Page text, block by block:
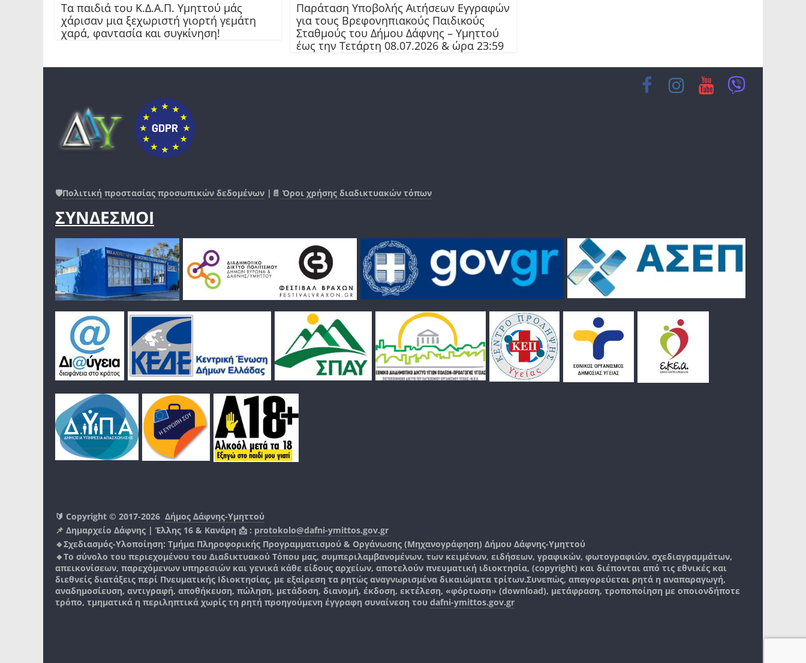
Τα παιδιά του Κ.Δ.Α.Π. Υμηττού μάς
χάρισαν μια ξεχωριστή γιορτή γεμάτη
χαρά, φαντασία και συγκίνηση!
Παράταση Υποβολής Αιτήσεων Εγγραφών
για τους Βρεφονηπιακούς Παιδικούς
Σταθμούς του Δήμου Δάφνης – Υμηττού
έως την Τετάρτη 08.07.2026 & ώρα 23:59
🛡️Πολιτική προστασίας προσωπικών δεδομένων |📄 Όροι χρήσης διαδικτυακών τόπων
ΣΥΝΔΕΣΜΟΙ
🔰 Copyright © 2017-2026 Δήμος Δάφνης-Υμηττού
📌 Δημαρχείο Δάφνης | Έλλης 16 & Κανάρη 📩 : protokolo@dafni-ymittos.gov.gr
🔹Σχεδιασμός-Υλοποίηση: Τμήμα Πληροφορικής Προγραμματισμού & Οργάνωσης (Μηχανογράφηση) Δήμου Δάφνης-Υμηττού
🔸Το σύνολο του περιεχομένου του Διαδικτυακού Τόπου μας, συμπεριλαμβανομένων, των κειμένων, ειδήσεων, γραφικών, φωτογραφιών, σχεδιαγραμμάτων,
απεικονίσεων, παρεχόμενων υπηρεσιών και γενικά κάθε είδους αρχείων, αποτελούν πνευματική ιδιοκτησία, (copyright) και διέπονται από τις εθνικές και
διεθνείς διατάξεις περί Πνευματικής Ιδιοκτησίας, με εξαίρεση τα ρητώς αναγνωρισμένα δικαιώματα τρίτων.Συνεπώς, απαγορεύεται ρητά η αναπαραγωγή,
αναδημοσίευση, αντιγραφή, αποθήκευση, πώληση, μετάδοση, διανομή, έκδοση, εκτέλεση, «φόρτωση» (download), μετάφραση, τροποποίηση με οποιονδήποτε
τρόπο, τμηματικά η περιληπτικά χωρίς τη ρητή προηγούμενη έγγραφη συναίνεση του dafni-ymittos.gov.gr